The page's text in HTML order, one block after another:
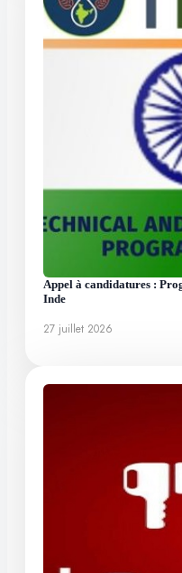
Appel à candidatures :
Inde
27 juillet 2026